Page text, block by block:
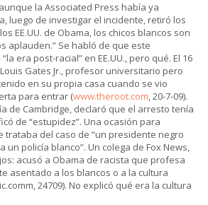
la Associated Press había ya
luego de investigar el incidente, retiró los
EE.UU. de Obama, los chicos blancos son
aplauden.” Se habló de que este
era post-racial” en EE.UU., pero qué. El 16
Gates Jr., profesor universitario pero
en su propia casa cuando se vio
para entrar (www.theroot.com, 20-7-09).
de Cambridge, declaró que el arresto tenía
de “estupidez”. Una ocasión para
trataba del caso de “un presidente negro
policía blanco”. Un colega de Fox News,
acusó a Obama de racista que profesa
asentado a los blancos o a la cultura
24709). No explicó qué era la cultura